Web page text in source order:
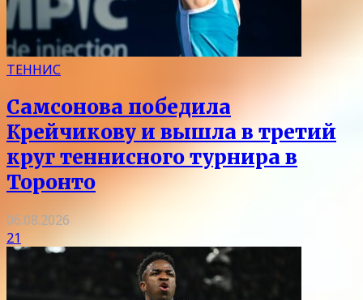
ТЕННИС
Самсонова победила
Крейчикову и вышла в третий
круг теннисного турнира в
Торонто
06.08.2026
21